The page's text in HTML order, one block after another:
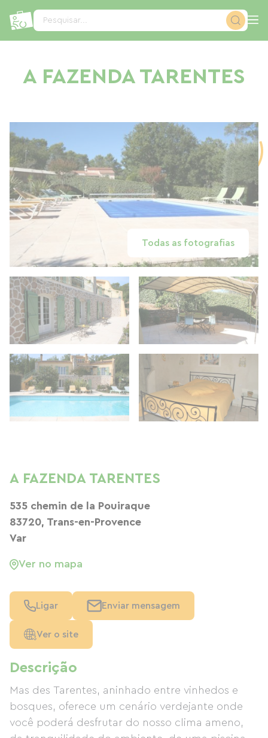
Pesquisar...
A FAZENDA TARENTES
Todas as fotografias
Descrição
Mas des Tarentes, aninhado entre vinhedos e
bosques, oferece um cenário verdejante onde
você poderá desfrutar do nosso clima ameno,
A FAZENDA TARENTES
535 chemin de la Pouiraque
83720, Trans-en-Provence
Var
Ver no mapa
Ligar Enviar mensagem
Ver o site
Painel de Gerenciamento de Cookies